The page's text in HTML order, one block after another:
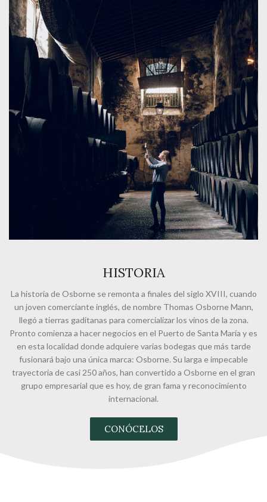
HISTORIA
La historia de Osborne se remonta a finales del siglo XVIII, cuando
un joven comerciante inglés, de nombre Thomas Osborne Mann,
llegó a tierras gaditanas para comercializar los vinos de la zona.
Pronto comienza a hacer negocios en el Puerto de Santa María y es
en esta localidad donde adquiere varias bodegas que más tarde
fusionará bajo una única marca: Osborne. Su larga e impecable
trayectoria de casi 250 años, han convertido a Osborne en el gran
grupo empresarial que es hoy, de gran fama y reconocimiento
internacional.
CONÓCELOS